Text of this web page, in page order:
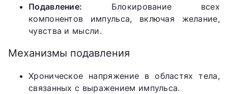
Подавление: Блокирование всех
компонентов импульса, включая желание,
чувства и мысли.
Механизмы подавления
Хроническое напряжение в областях тела,
связанных с выражением импульса.